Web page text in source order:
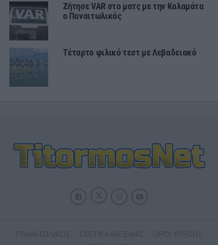
Ζήτησε VAR στο ματς με την Καλαμάτα
ο Παναιτωλικός
Τέταρτο φιλικό τεστ με Λεβαδειακό